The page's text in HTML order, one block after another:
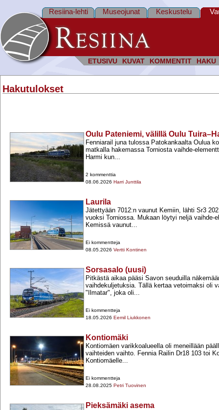
ETUSIVU KUVAT KOMMENTIT HAKU
Resiina-lehti Museojunat Keskustelu
Hakutulokset
Oulu Pateniemi, välillä Oulu
Fenniarail juna tulossa Patokankaalta Oulua
matkalla hakemassa Torniosta vaihde-​
Harmi kun...
2 kommenttia
08.06.2026 Harri Junttila
Laurila
Jätettyään 7012:n vaunut Kemiin, lähti Sr3
vuoksi Torniossa. Mukaan löytyi neljä vaihde-​
Kemissä vaunut...
Ei kommentteja
08.05.2026 Vertti Kontinen
Sorsasalo (uusi)
Pitkästä aikaa pääsi Savon seuduilla
vaihdekuljetuksia. Tällä kertaa vetoimaksi oli
"Ilmatar", joka oli...
Ei kommentteja
18.05.2026 Eemil Liukkonen
Kontiomäki
Kontiomäen varikkoalueella oli meneillään
vaihteiden vaihto. Fennia Railin Dr18 103 toi
Kontiomäelle...
Ei kommentteja
28.08.2025 Petri Tuovinen
Pieksämäki asema